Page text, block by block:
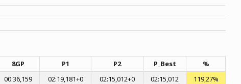
8GP P1 P2 P_Best %
00:36,159 02:19,181+0 02:15,012+0 02:15,012 119,27%